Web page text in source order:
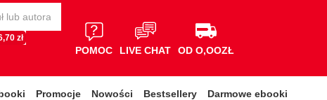
zł
POMOC LIVE CHAT OD O,OOZŁ
Promocje Nowości Bestsellery Darmowe ebooki